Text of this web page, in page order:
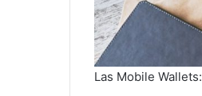
Las Mobile